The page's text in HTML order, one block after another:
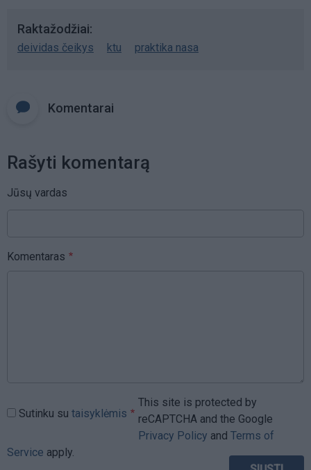
Raktažodžiai
deividas čeikys ktu praktika nasa
Komentarai
Rašyti komentarą
Jūsų vardas
Komentaras
Sutinku su taisyklėmis
This site is protected by
reCAPTCHA and the Google
Privacy Policy and Terms of
Service apply.